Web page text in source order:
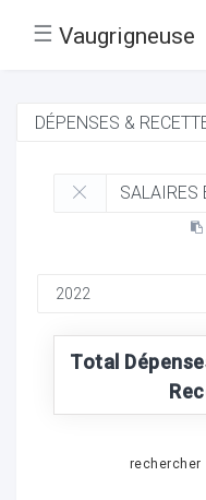
☰ Vaugrigneuse
Total
rechercher